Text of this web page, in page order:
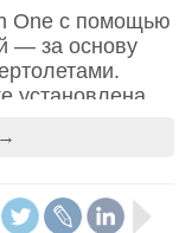
One с помощью
— за основу
установлена
из камер,
даже
пилот не